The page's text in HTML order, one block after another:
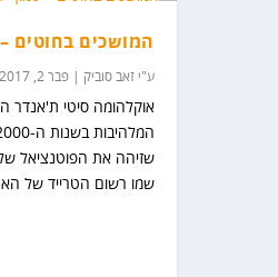
המושכים בחוטים
ע"יזאב סוביק |פבר 2, 2017
אוקלהומה סיטי ת'אנדר
שזיהה את הפוטנציאל
שמו רשום הטרייד של